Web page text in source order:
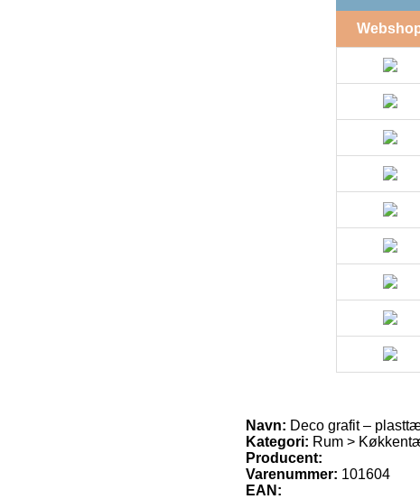
Navn: Deco grafit –
Kategori: Rum >
Producent:
Varenummer: 101604
EAN: